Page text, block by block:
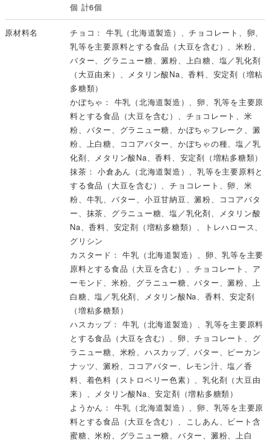
個 計6個
原材料名
チョコ： 牛乳（北海道製造）、チョコレート、卵、
乳等を主要原料とする食品（大豆を含む）、米粉、
バター、グラニュー糖、澱粉、上白糖、塩／乳化剤
（大豆由来）、メタリン酸Na、香料、安定剤（増粘
多糖類）
かぼちゃ： 牛乳（北海道製造）、卵、乳等を主要原
料とする食品（大豆を含む）、チョコレート、米
粉、バター、グラニュー糖、かぼちゃフレーク、澱
粉、上白糖、ココアバター、かぼちゃの種、塩／乳
化剤、メタリン酸Na、香料、安定剤（増粘多糖類）
抹茶： 小倉あん（北海道製造）、乳等を主要原料と
する食品（大豆を含む）、チョコレート、卵、米
粉、牛乳、バター、小豆甘納豆、澱粉、ココアバタ
ー、抹茶、グラニュー糖、塩／乳化剤、メタリン酸
Na、香料、安定剤（増粘多糖類）、トレハロース、
グリシン
カスタード： 牛乳（北海道製造）、卵、乳等を主要
原料とする食品（大豆を含む）、チョコレート、ア
ーモンド、米粉、グラニュー糖、バター、澱粉、上
白糖、塩／乳化剤、メタリン酸Na、香料、安定剤
（増粘多糖類）
ハスカップ： 牛乳（北海道製造）、乳等を主要原料
とする食品（大豆を含む）、卵、チョコレート、グ
ラニュー糖、米粉、ハスカップ、バター、ピーカン
ナッツ、澱粉、ココアバター、レモン汁、塩／香
料、着色料（ストロベリー色素）、乳化剤（大豆由
来）、メタリン酸Na、安定剤（増粘多糖類）
ようかん： 牛乳（北海道製造）、卵、乳等を主要原
料とする食品（大豆を含む）、こしあん、ビート含
蜜糖、米粉、グラニュー糖、バター、澱粉、上白